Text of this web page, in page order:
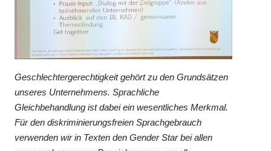
Geschlechtergerechtigkeit gehört zu den Grundsätzen
unseres Unternehmens. Sprachliche
Gleichbehandlung ist dabei ein wesentliches Merkmal.
Für den diskriminierungsfreien Sprachgebrauch
verwenden wir in Texten den Gender Star bei allen